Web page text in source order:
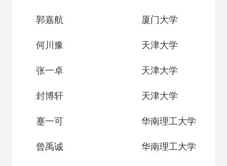
郭嘉航 厦门大学
何川豫 天津大学
张一卓 天津大学
封博轩 天津大学
蹇一可 华南理工大学
曾禹诚 华南理工大学